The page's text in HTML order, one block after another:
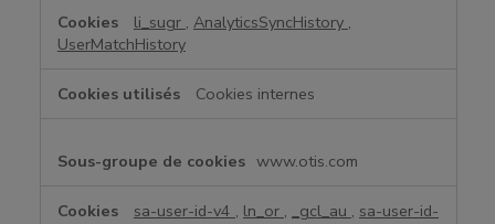
li_sugr , AnalyticsSyncHistory ,
UserMatchHistory
Cookies internes
www.otis.com
sa-user-id-v4 , ln_or , _gcl_au , sa-user-id-